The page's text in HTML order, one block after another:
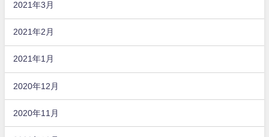
2021年3月
2021年2月
2021年1月
2020年12月
2020年11月